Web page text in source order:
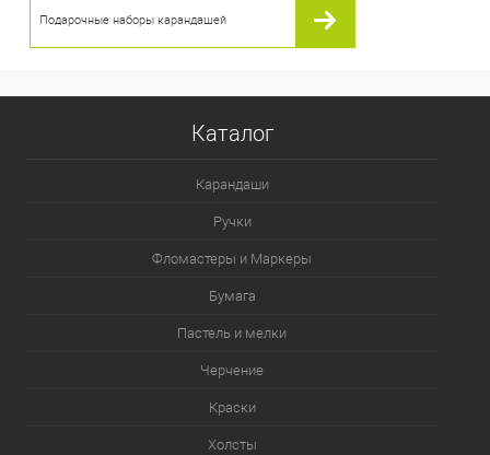
Подарочные наборы карандашей
Каталог
Карандаши
Ручки
Фломастеры и Маркеры
Бумага
Пастель и мелки
Черчение
Краски
Холсты